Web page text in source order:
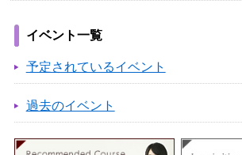
イベント一覧
予定されているイベント
過去のイベント